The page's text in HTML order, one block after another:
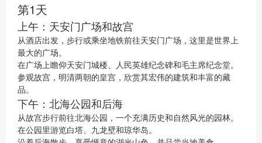
第1天
上午：天安门广场和故宫
从酒店出发，步行或乘坐地铁前往天安门广场，这里是世界上
最大的广场。
在广场上瞻仰天安门城楼、人民英雄纪念碑和毛主席纪念堂。
参观故宫，明清两朝的皇宫，欣赏其宏伟的建筑和丰富的藏
品。
下午：北海公园和后海
从故宫步行前往北海公园，一个充满历史和自然风光的园林。
在公园里游览白塔、九龙壁和琼华岛。